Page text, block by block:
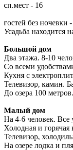
сп.мест - 16
гостей без ночевки
Усадьба находится
Большой дом
Два этажа. 8-10
Со всеми
Кухня с
Телевизор, камин.
До озера 100
Малый дом
На 4-6 человек. Все
Холодная и горячая
Телевизор,
На озере лодка и